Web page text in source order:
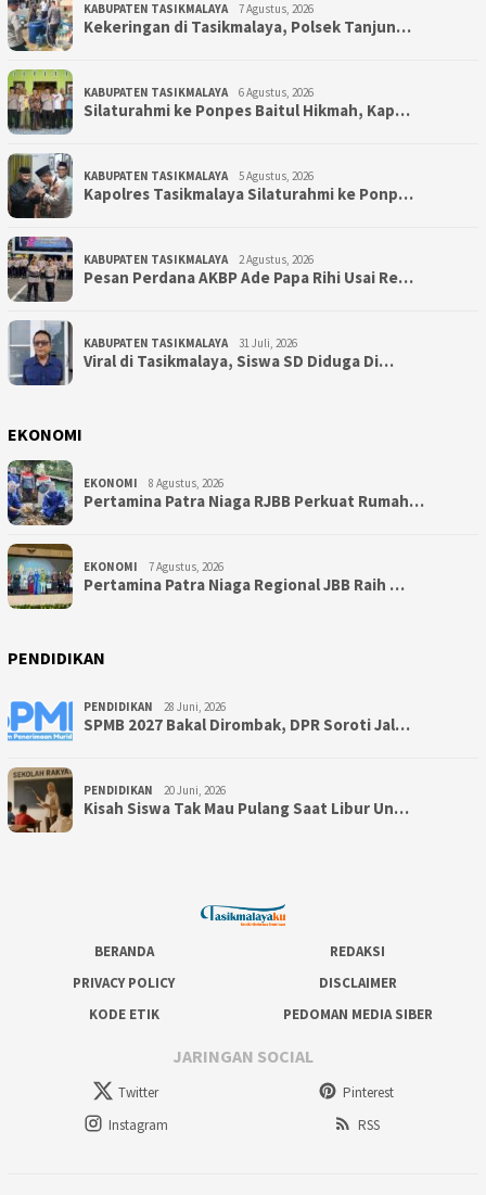
KABUPATEN TASIKMALAYA 7 Agustus, 2026
Kekeringan di Tasikmalaya, Polsek Tanjun…
KABUPATEN TASIKMALAYA 6 Agustus, 2026
Silaturahmi ke Ponpes Baitul Hikmah, Kap…
KABUPATEN TASIKMALAYA 5 Agustus, 2026
Kapolres Tasikmalaya Silaturahmi ke Ponp…
KABUPATEN TASIKMALAYA 2 Agustus, 2026
Pesan Perdana AKBP Ade Papa Rihi Usai Re…
KABUPATEN TASIKMALAYA 31 Juli, 2026
Viral di Tasikmalaya, Siswa SD Diduga Di…
EKONOMI
EKONOMI 8 Agustus, 2026
Pertamina Patra Niaga RJBB Perkuat Rumah…
EKONOMI 7 Agustus, 2026
Pertamina Patra Niaga Regional JBB Raih …
PENDIDIKAN
PENDIDIKAN 28 Juni, 2026
SPMB 2027 Bakal Dirombak, DPR Soroti Jal…
PENDIDIKAN 20 Juni, 2026
Kisah Siswa Tak Mau Pulang Saat Libur Un…
BERANDA
REDAKSI
PRIVACY POLICY
DISCLAIMER
KODE ETIK
PEDOMAN MEDIA SIBER
JARINGAN SOCIAL
Twitter
Pinterest
Instagram
RSS